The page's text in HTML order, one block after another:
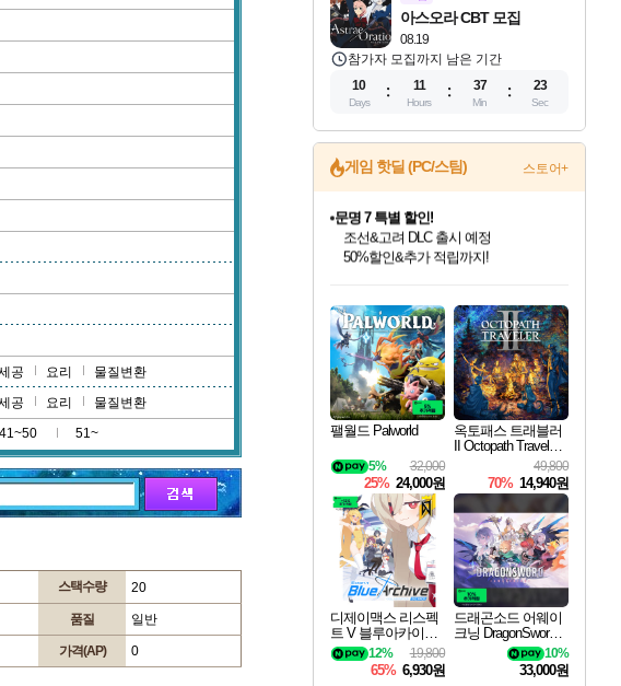
공 요리
물질변환
공 요리 물질변환
41~50 51~
스택수량 20
품질 일반
가격(AP) 0
08.19
아스오라 CBT 모집
참가자 모집까지 남은 기간
10
Days
11
Hours
37
Min
22
Sec
게임 핫딜 (PC/스팀) 스토어+
최대 90% 할인가를 만나보세요!
네이버혜택과 함께 만나보세요!
문명 7 특별 할인!
조선&고려 DLC 출시 예정
50%할인&추가 적립까지!
네이버 포인트 혜택까지!
이니&베니 혜택까지!
네이버 혜택가와 함께 예약하세요!
할인&네이버혜택으로 만나보세요!
네이버페이 혜택과 만나보세요!
40주년 프로모션으로 만나보세요!
할인가에 만나보세요!
일부 에디션 상시 할인!
혜택으로 예약 판매 중
편안하게 충전하세요
팰월드 Palworld
32,000
5%
25% 24,000원
옥토패스 트래블러
II Octopath Traveler I
49,800
70% 14,940원
디제이맥스 리스펙
트 V 블루아카이브
팩 DJMAX RESPE
CT V Blue Archive P
ack DLC
19,800
12%
65% 6,930원
드래곤소드 어웨이
크닝 DragonSword A
10%
33,000원